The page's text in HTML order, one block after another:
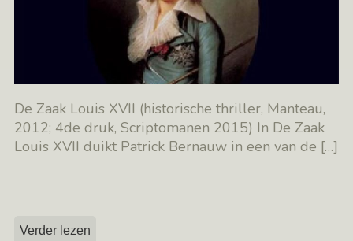
De Zaak Louis XVII (historische thriller, Manteau,
2012; 4de druk, Scriptomanen 2015) In De Zaak
Louis XVII duikt Patrick Bernauw in een van de […]
Verder lezen